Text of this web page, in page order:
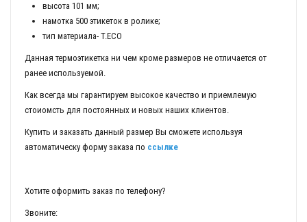
высота 101 мм;
намотка 500 этикеток в ролике;
тип материала- T.ECO
Данная термоэтикетка ни чем кроме размеров не отличается от
ранее используемой.
Как всегда мы гарантируем высокое качество и приемлемую
стоиомсть для постоянных и новых наших клиентов.
Купить и заказать данный размер Вы сможете используя
автоматическу форму заказа по ссылке
Хотите оформить заказ по телефону?
Звоните: